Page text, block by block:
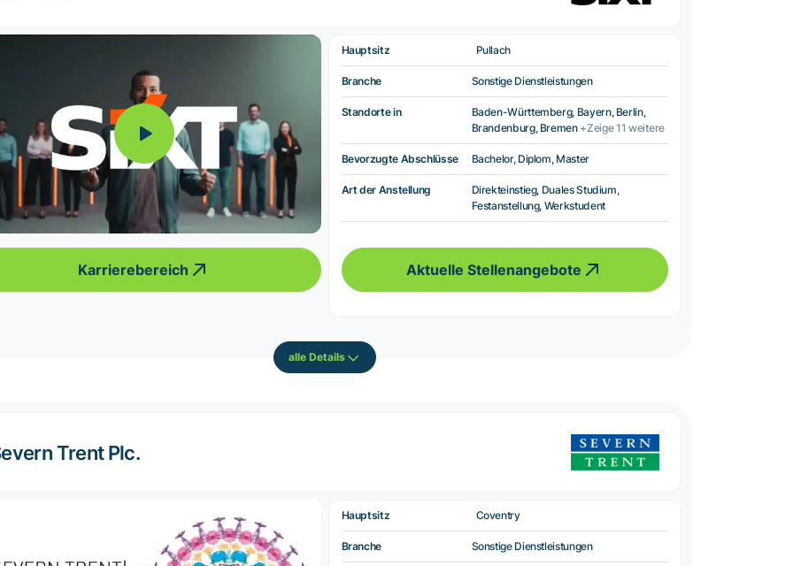
Karrierebereich
Hauptsitz Pullach
Branche Sonstige Dienstleistungen
Standorte in
Baden-Württemberg, Bayern, Berlin,
Brandenburg, Bremen +Zeige 11 weitere
Bevorzugte Abschlüsse Bachelor, Diplom, Master
Art der Anstellung
Direkteinstieg, Duales Studium,
Festanstellung, Werkstudent
Aktuelle Stellenangebote
alle Details
Trent Plc.
Hauptsitz Coventry
Branche Sonstige Dienstleistungen